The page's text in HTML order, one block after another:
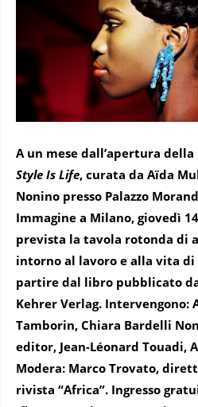
A un mese dall’apertura
Style Is Life, curata da Aïda
Nonino presso Palazzo
Immagine a Milano, giovedì
prevista la tavola rotonda di
intorno al lavoro e alla vita di
partire dal libro pubblicato
Kehrer Verlag. Intervengono:
Tamborin, Chiara Bardelli
editor, Jean-Léonard Touadi,
Modera: Marco Trovato,
rivista “Africa”. Ingresso